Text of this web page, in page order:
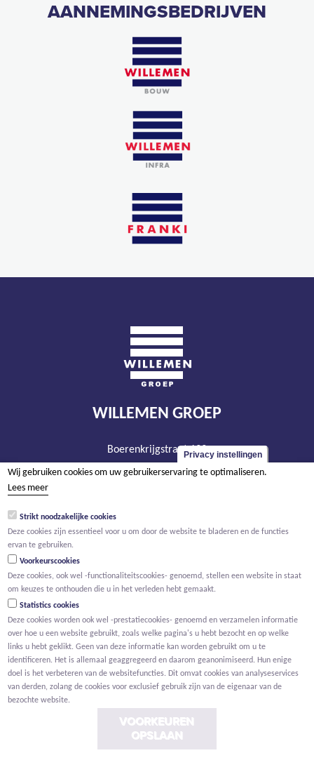
AANNEMINGSBEDRIJVEN
WILLEMEN GROEP
Boerenkrijgstraat 133
BE - 2800 Mechelen
BTW BE 0466.256.432
Privacy instellingen
Wij gebruiken cookies om uw gebruikerservaring te optimaliseren.
Lees meer
Strikt noodzakelijke cookies
Deze cookies zijn essentieel voor u om door de website te bladeren en de functies
ervan te gebruiken.
Voorkeurscookies
Deze cookies, ook wel -functionaliteitscookies- genoemd, stellen een website in staat
om keuzes te onthouden die u in het verleden hebt gemaakt.
Statistics cookies
Deze cookies worden ook wel -prestatiecookies- genoemd en verzamelen informatie
over hoe u een website gebruikt, zoals welke pagina's u hebt bezocht en op welke
links u hebt geklikt. Geen van deze informatie kan worden gebruikt om u te
identificeren. Het is allemaal geaggregeerd en daarom geanonimiseerd. Hun enige
doel is het verbeteren van de websitefuncties. Dit omvat cookies van analyseservices
van derden, zolang de cookies voor exclusief gebruik zijn van de eigenaar van de
bezochte website.
VOORKEUREN
OPSLAAN